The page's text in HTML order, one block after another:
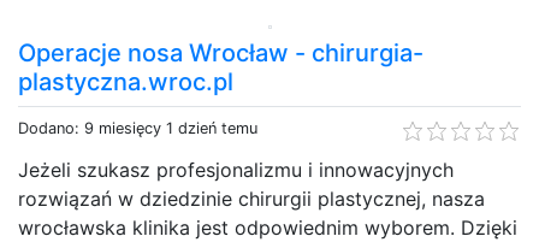
Operacje nosa Wrocław - chirurgia-
plastyczna.wroc.pl
Dodano: 9 miesięcy 1 dzień temu
Jeżeli szukasz profesjonalizmu i innowacyjnych
rozwiązań w dziedzinie chirurgii plastycznej, nasza
wrocławska klinika jest odpowiednim wyborem. Dzięki